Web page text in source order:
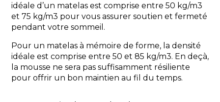
idéale d’un matelas est comprise entre 50 kg/m3
et 75 kg/m3 pour vous assurer soutien et fermeté
pendant votre sommeil.
Pour un matelas à mémoire de forme, la densité
idéale est comprise entre 50 et 85 kg/m3. En deçà,
la mousse ne sera pas suffisamment résiliente
pour offrir un bon maintien au fil du temps.